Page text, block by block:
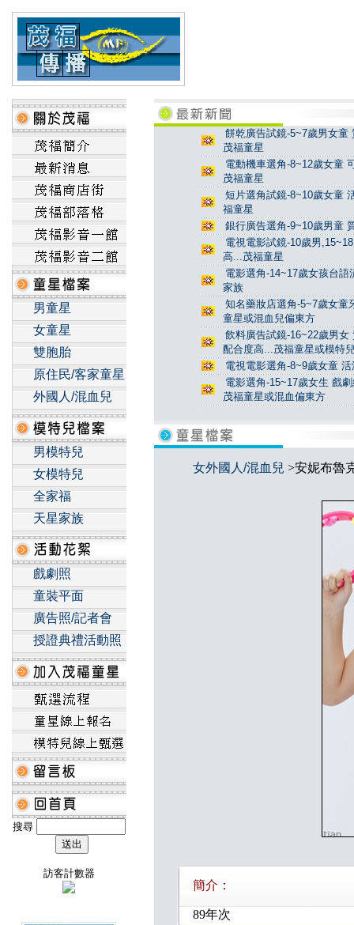
男童星
女童星
雙胞胎
原住民/客家童星
外國人/混血兒
男模特兒
女模特兒
全家福
天星家族
戲劇照
童裝平面
廣告照/記者會
授證典禮活動照
搜尋
訪客計數器
餅乾廣告試鏡-5~7歲男女
茂福童星
電動機車選角-8~12歲女童
茂福童星
短片選角試鏡-8~10歲女童
福童星
銀行廣告選角-9~10歲男童
電視電影試鏡-10歲男
高...茂福童星
電影選角-14~17歲女孩台
家族
知名藥妝店選角-5~7歲女童
童星或混血兒偏東方
飲料廣告試鏡-16~22歲男
配合度高...茂福童星或模特
電視電影選角-8~9歲女童
電影選角-15~17歲女生 戲
茂福童星或混血偏東方
女外國人/混血兒 >安妮布魯
簡介：
89年次